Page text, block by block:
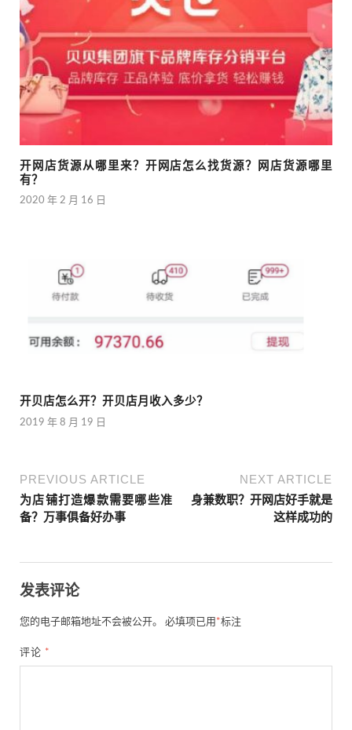
开网店货源从哪里来？开网店怎么找货源？网店货源哪里
有？
2020 年 2 月 16 日
开贝店怎么开？开贝店月收入多少？
2019 年 8 月 19 日
PREVIOUS ARTICLE
为店铺打造爆款需要哪些准
备？万事俱备好办事
NEXT ARTICLE
身兼数职？开网店好手就是
这样成功的
发表评论
您的电子邮箱地址不会被公开。 必填项已用 *标注
评论 *